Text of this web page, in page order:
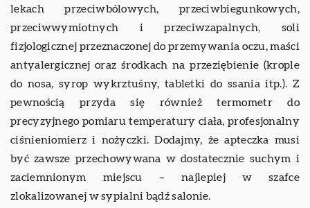
lekach przeciwbólowych, przeciwbiegunkowych,
przeciwwymiotnych i przeciwzapalnych, soli
fizjologicznej przeznaczonej do przemywania oczu, maści
antyalergicznej oraz środkach na przeziębienie (krople
do nosa, syrop wykrztuśny, tabletki do ssania itp.). Z
pewnością przyda się również termometr do
precyzyjnego pomiaru temperatury ciała, profesjonalny
ciśnieniomierz i nożyczki. Dodajmy, że apteczka musi
być zawsze przechowywana w dostatecznie suchym i
zaciemnionym miejscu – najlepiej w szafce
zlokalizowanej w sypialni bądź salonie.